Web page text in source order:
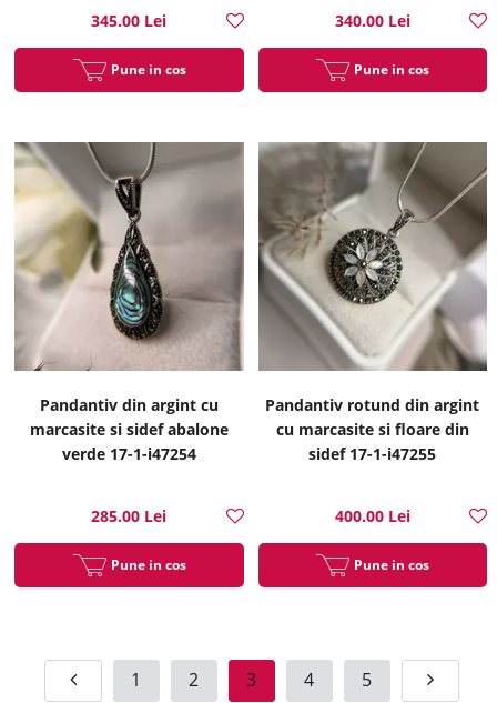
345.00 Lei
Pune in cos
340.00 Lei
Pune in cos
Pandantiv din argint cu
marcasite si sidef abalone
verde 17-1-i47254
285.00 Lei
Pune in cos
Pandantiv rotund din argint
cu marcasite si floare din
sidef 17-1-i47255
400.00 Lei
Pune in cos
1 2 3 4 5